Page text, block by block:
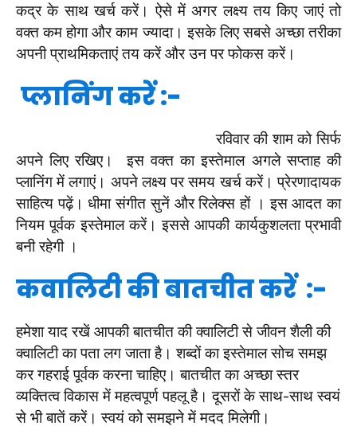
कद्र के साथ खर्च करें। ऐसे में अगर लक्ष्य तय किए जाएं तो
वक्त कम होगा और काम ज्यादा। इसके लिए सबसे अच्छा तरीका
अपनी प्राथमिकताएं तय करें और उन पर फोकस करें।
प्लानिंग करें :-
रविवार की शाम को सिर्फ
अपने लिए रखिए। इस वक्त का इस्तेमाल अगले सप्ताह की
प्लानिंग में लगाएं। अपने लक्ष्य पर समय खर्च करें। प्रेरणादायक
साहित्य पढ़ें। धीमा संगीत सुनें और रिलेक्स हों । इस आदत का
नियम पूर्वक इस्तेमाल करें। इससे आपकी कार्यकुशलता प्रभावी
बनी रहेगी ।
कवालिटी की बातचीत करें :-
हमेशा याद रखें आपकी बातचीत की क्वालिटी से जीवन शैली की
क्वालिटी का पता लग जाता है। शब्दों का इस्तेमाल सोच समझ
कर गहराई पूर्वक करना चाहिए। बातचीत का अच्छा स्तर
व्यक्तित्व विकास में महत्वपूर्ण पहलू है। दूसरों के साथ-साथ स्वयं
से भी बातें करें। स्वयं को समझने में मदद मिलेगी।